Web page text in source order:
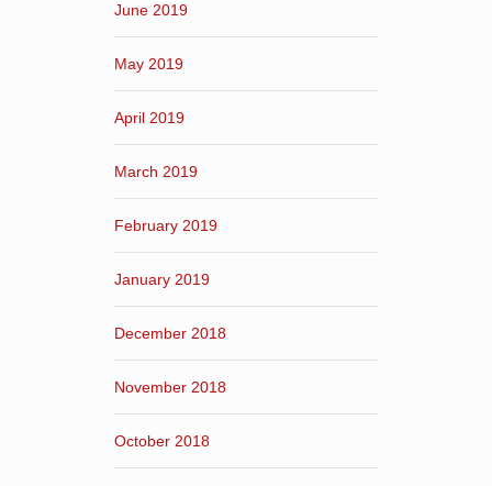
June 2019
May 2019
April 2019
March 2019
February 2019
January 2019
December 2018
November 2018
October 2018